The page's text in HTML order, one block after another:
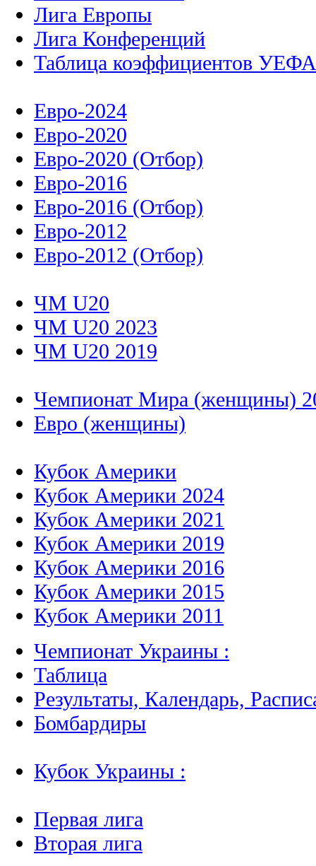
Лига Европы
Лига Конференций
Таблица коэффициентов УЕФА
Евро-2024
Евро-2020
Евро-2020 (Отбор)
Евро-2016
Евро-2016 (Отбор)
Евро-2012
Евро-2012 (Отбор)
ЧМ U20
ЧМ U20 2023
ЧМ U20 2019
Чемпионат Мира (женщины)
Евро (женщины)
Кубок Америки
Кубок Америки 2024
Кубок Америки 2021
Кубок Америки 2019
Кубок Америки 2016
Кубок Америки 2015
Кубок Америки 2011
Чемпионат Украины :
Таблица
Результаты, Календарь,
Бомбардиры
Кубок Украины :
Первая лига
Вторая лига